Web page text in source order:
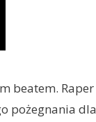
beatem. Raper
pożegnania dla